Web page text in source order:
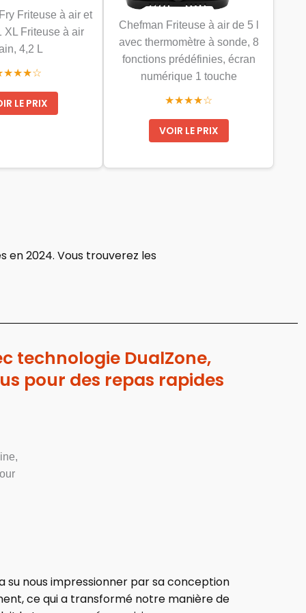
Friteuse à air et
XL Friteuse à air
4,2 L
LE PRIX
Chefman Friteuse à air de 5 l
avec thermomètre à sonde, 8
fonctions prédéfinies, écran
numérique 1 touche
★★★★☆
VOIR LE PRIX
en 2024. Vous trouverez les
technologie DualZone,
pour des repas rapides
su nous impressionner par sa conception
ce qui a transformé notre manière de